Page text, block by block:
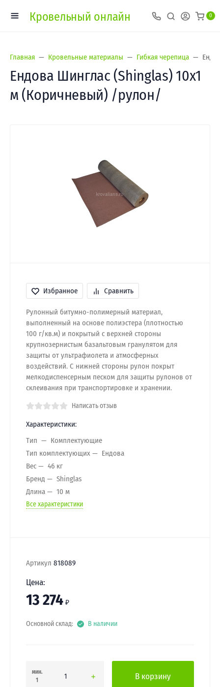
Кровельный онлайн 0
Главная Кровельные материалы Гибкая черепица
Ендова Шинглас (Shinglas) 10х1
м (Коричневый) /рулон/
Избранное Сравнить
Рулонный битумно-полимерный материал,
выполненный на основе полиэстера (плотностью
100 г/кв.м) и покрытый с верхней стороны
крупнозернистым базальтовым гранулятом для
защиты от ультрафиолета и атмосферных
воздействий. С нижней стороны рулон покрыт
мелкодиспенсерным песком для защиты рулонов от
склеивания при транспортировке и хранении.
Написать отзыв
Характеристики:
Тип
Комплектующие
Тип комплектующих
Ендова
Вес
46 кг
Бренд
Shinglas
Длина
10 м
Все характеристики
Артикул 818089
Цена:
13 274 ₽
Основной склад: В наличии
мин.
1
В корзину